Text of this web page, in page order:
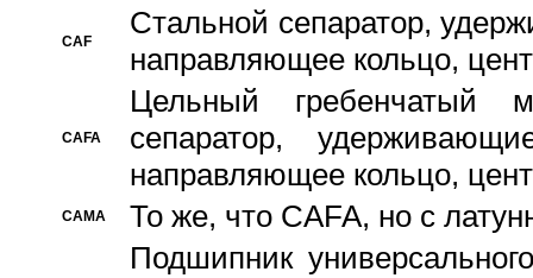
CAF
Стальной сепаратор,
направляющее кольцо,
CAFA
Цельный гребенчатый
сепаратор,
направляющее кольцо,
CAMA То же, что CAFA, но с
Подшипник